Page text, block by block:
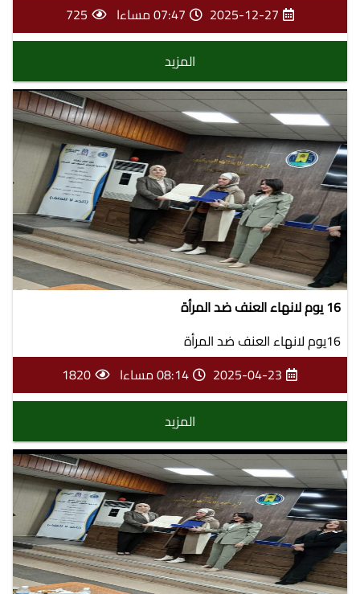
المزيد
2025-12-27 07:47 مساءا 725
16 يوم لانهاء العنف ضد المرأة
16يوم لانهاء العنف ضد المرأة
المزيد
2025-04-23 08:14 مساءا 1820